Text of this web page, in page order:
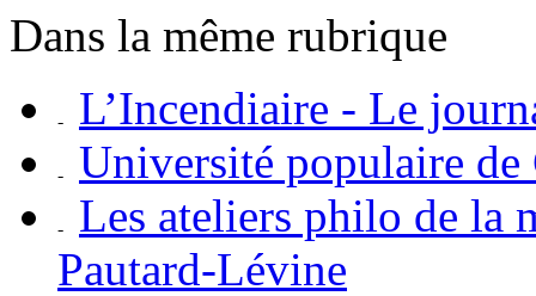
Dans la même rubrique
L’Incendiaire - Le
Université populaire de
Les ateliers philo de la
Pautard-Lévine